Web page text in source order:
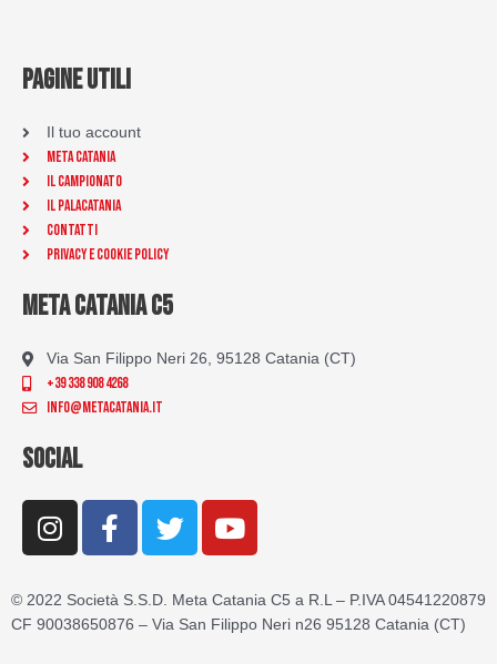
PAGINE UTILI
Il tuo account
Meta Catania
Il Campionato
Il Palacatania
Contatti
Privacy e Cookie Policy
META CATANIA C5
Via San Filippo Neri 26, 95128 Catania (CT)
+39 338 908 4268
info@metacatania.it
SOCIAL
I
n
t
a
F
a
e
b
T
w
t
t
Y
o
t
u
© 2022 Società S.S.D. Meta Catania C5 a R.L – P.IVA 04541220879
CF 90038650876 – Via San Filippo Neri n26 95128 Catania (CT)